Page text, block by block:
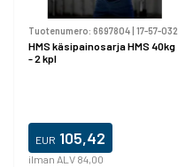
Tuotenumero: 6697804| 17-57-032
HMS käsipainosarja HMS 40kg
- 2 kpl
EUR 105,42
ilman ALV 84,00